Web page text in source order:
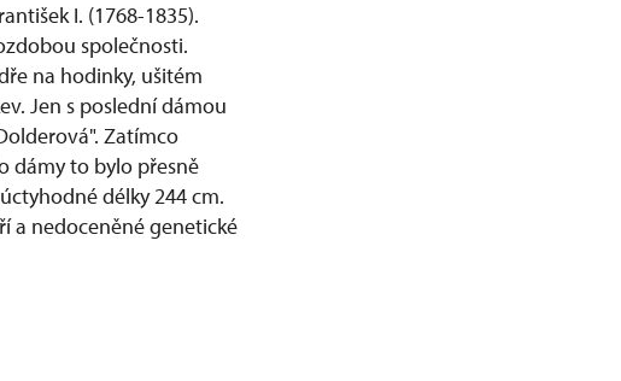
I. (1768-1835).
společnosti.
na hodinky, ušitém
Jen s poslední dámou
Zatímco
dámy to bylo přesně
délky 244 cm.
a nedoceněné genetické